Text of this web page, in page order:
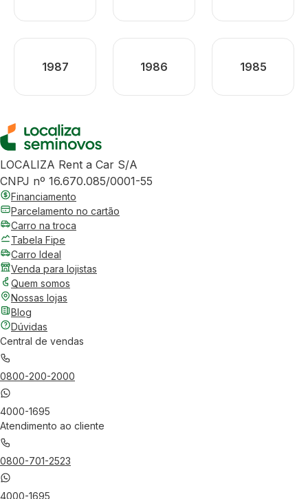
1987 1986 1985
LOCALIZA Rent a Car S/A
CNPJ nº 16.670.085/0001-55
Financiamento
Parcelamento no cartão
Carro na troca
Tabela Fipe
Carro Ideal
Venda para lojistas
Quem somos
Nossas lojas
Blog
Dúvidas
Central de vendas
0800-200-2000
4000-1695
Atendimento ao cliente
0800-701-2523
4000-1695